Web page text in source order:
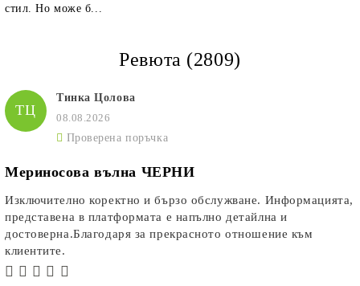
стил. Но може б...
Ревюта (2809)
ТЦ
Тинка Цолова
08.08.2026
Проверена поръчка
Мериносова вълна ЧЕРНИ
Изключително коректно и бързо обслужване. Информацията,
представена в платформата е напълно детайлна и
достоверна.Благодаря за прекрасното отношение към
клиентите.